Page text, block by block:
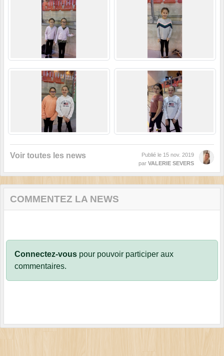
Voir toutes les news Publié le 15 nov. 2019
par VALERIE SEVERS
COMMENTEZ LA NEWS
Connectez-vous pour pouvoir participer aux
commentaires.